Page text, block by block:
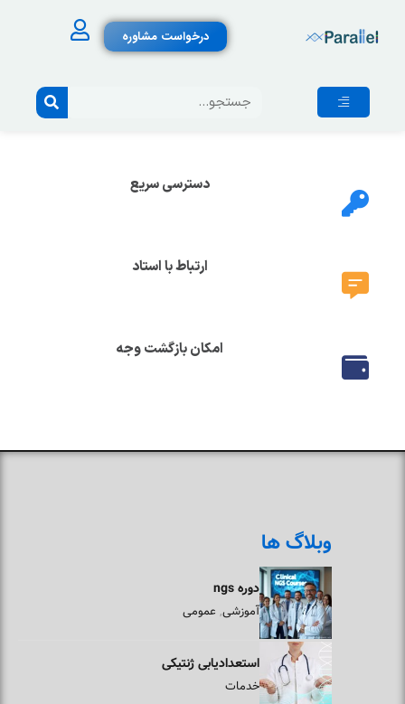
درخواست مشاوره
دسترسی سریع
ارتباط با استاد
امکان بازگشت وجه
وبلاگ ها
دوره ngs
آموزشی, عمومی
استعدادیابی ژنتیکی
خدمات